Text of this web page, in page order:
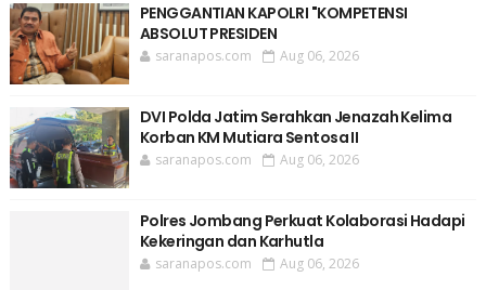
PENGGANTIAN KAPOLRI "KOMPETENSI
ABSOLUT PRESIDEN
saranapos.com Aug 06, 2026
DVI Polda Jatim Serahkan Jenazah Kelima
Korban KM Mutiara Sentosa II
saranapos.com Aug 06, 2026
Polres Jombang Perkuat Kolaborasi Hadapi
Kekeringan dan Karhutla
saranapos.com Aug 06, 2026